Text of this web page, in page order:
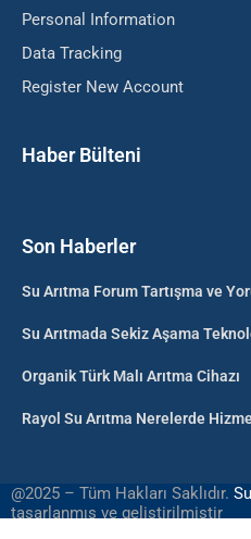
Personal Information
Data Tracking
Register New Account
Haber Bülteni
Son Haberler
Su Arıtma Forum Tartışma ve
Su Arıtmada Sekiz Aşama
Organik Türk Malı Arıtma Cihazı
Rayol Su Arıtma Nerelerde
@2025 – Tüm Hakları Saklıdır.
tasarlanmış ve geliştirilmiştir